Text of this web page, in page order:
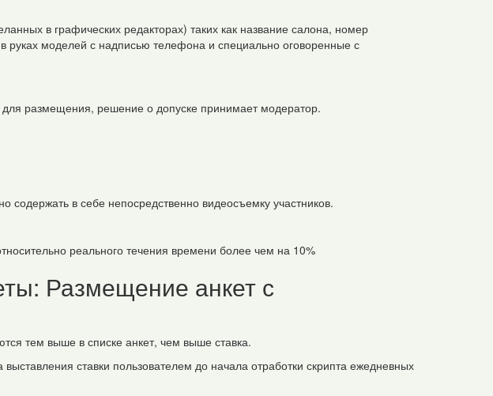
в графических редакторах) таких как название салона, номер
руках моделей с надписью телефона и специально оговоренные с
размещения, решение о допуске принимает модератор.
в себе непосредственно видеосъемку участников.
реального течения времени более чем на 10%
Размещение анкет с
тем выше в списке анкет, чем выше ставка.
ставки пользователем до начала отработки скрипта ежедневных